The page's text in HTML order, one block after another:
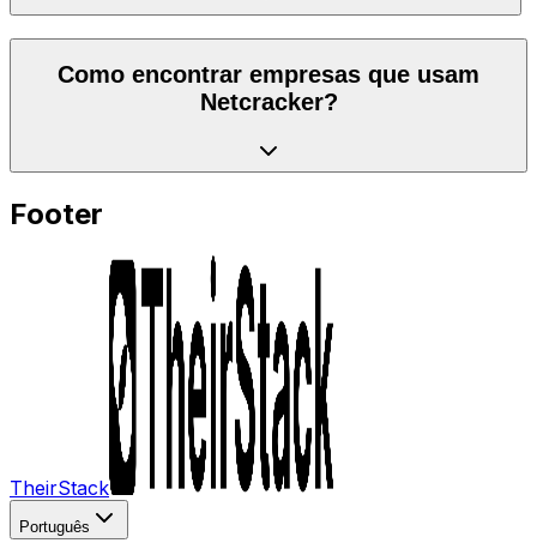
Como encontrar empresas que usam
Netcracker?
Footer
TheirStack
Português